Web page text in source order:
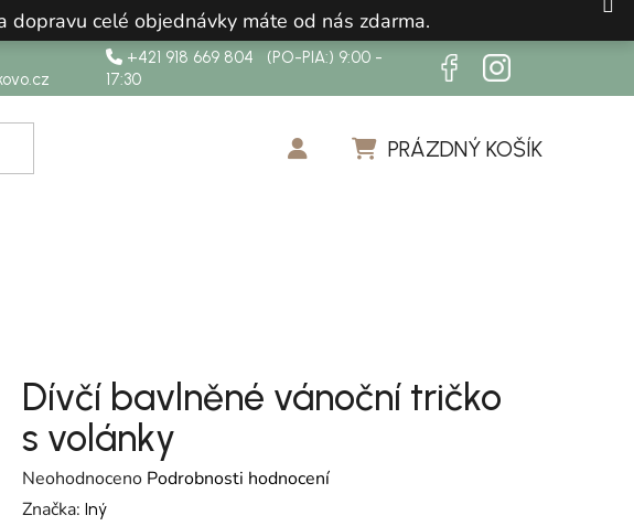
dopravu celé objednávky máte od nás zdarma.
+421 918 669 804 (PO-PIA:) 9:00 -
17:30
PRÁZDNÝ KOŠÍK
Dívčí bavlněné vánoční tričko
s volánky
Průměrné hodnocení produktu je 0,0 z 5 hvězdiček.
Neohodnoceno Podrobnosti hodnocení
Značka:Iný